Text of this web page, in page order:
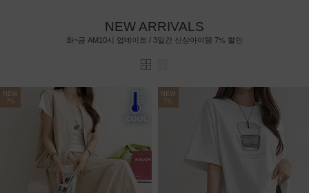
NEW ARRIVALS
화~금 AM10시 업데이트 / 3일간 신상아이템 7% 할인
NEW
7%
NEW
7%